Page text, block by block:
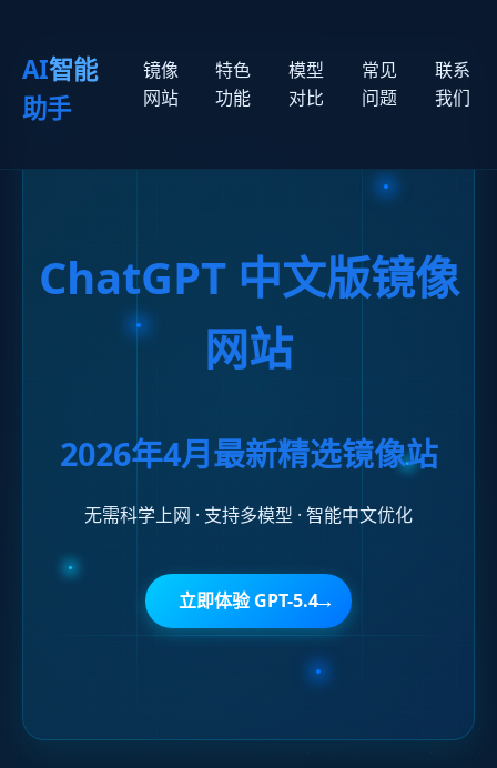
AI智能
助手
镜像
网站
特色
功能
模型
对比
常见
问题
联系
我们
ChatGPT 中文版镜像
网站
2026年4月最新精选镜像站
无需科学上网 · 支持多模型 · 智能中文优化
立即体验 GPT-5.4→